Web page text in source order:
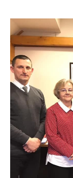
BALTAM
Genel
Başkanı
Prof.Dr.Nimetullah
Hafız
“Türk
Dünyası
Hizmet
Ödülüne”
Layık
Görüldü.